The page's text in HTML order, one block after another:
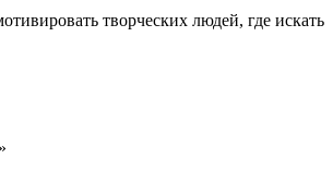
творческих людей, где искать